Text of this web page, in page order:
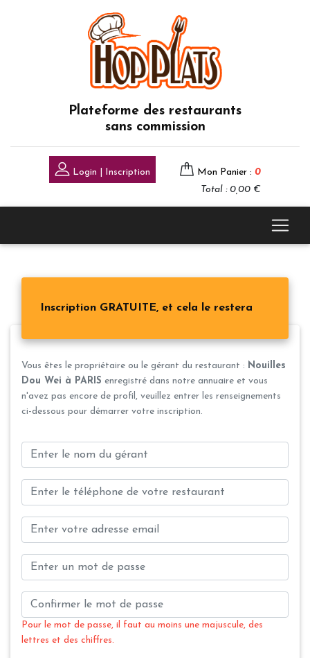
Plateforme des restaurants
sans commission
Login | Inscription Mon Panier : 0
Total : 0,00 €
Inscription GRATUITE, et cela le restera
Vous êtes le propriétaire ou le gérant du restaurant : Nouilles
Dou Wei à PARIS enregistré dans notre annuaire et vous
n'avez pas encore de profil, veuillez entrer les renseignements
ci-dessous pour démarrer votre inscription.
Pour le mot de passe, il faut au moins une majuscule, des
lettres et des chiffres.